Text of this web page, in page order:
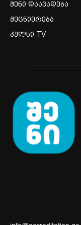
შენი დაავადება
მეცნიერება
პულსი TV